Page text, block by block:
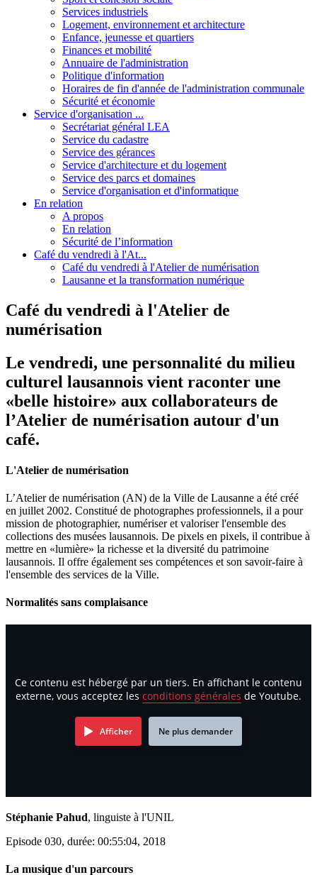
Services industriels
Logement, environnement et architecture
Enfance, jeunesse et quartiers
Finances et mobilité
Annuaire de l'administration
Politique d'information
Horaires de fin d'année de l'administration communale
Sécurité et économie
Service d'organisation ...
Secrétariat général LEA
Service du cadastre
Service des gérances
Service d'architecture et du logement
Service des parcs et domaines
Service d'organisation et d'informatique
En relation
A propos
En relation
Sécurité de l’information
Café du vendredi à l'At...
Café du vendredi à l'Atelier de numérisation
Lausanne et la transformation numérique
Café du vendredi à l'Atelier de
numérisation
Le vendredi, une personnalité du milieu
culturel lausannois vient raconter une
«belle histoire» aux collaborateurs de
l’Atelier de numérisation autour d'un
café.
L'Atelier de numérisation
L’Atelier de numérisation (AN) de la Ville de Lausanne a été créé
en juillet 2002. Constitué de photographes professionnels, il a pour
mission de photographier, numériser et valoriser l'ensemble des
collections des musées lausannois. De pixels en pixels, il contribue à
mettre en «lumière» la richesse et la diversité du patrimoine
lausannois. Il offre également ses compétences et son savoir-faire à
l'ensemble des services de la Ville.
Normalités sans complaisance
Ce contenu est hébergé par un tiers. En affichant le contenu
externe, vous acceptez les conditions générales de Youtube.
Afficher Ne plus demander
Stéphanie Pahud, linguiste à l'UNIL
Episode 030, durée: 00:55:04, 2018
La musique d'un parcours